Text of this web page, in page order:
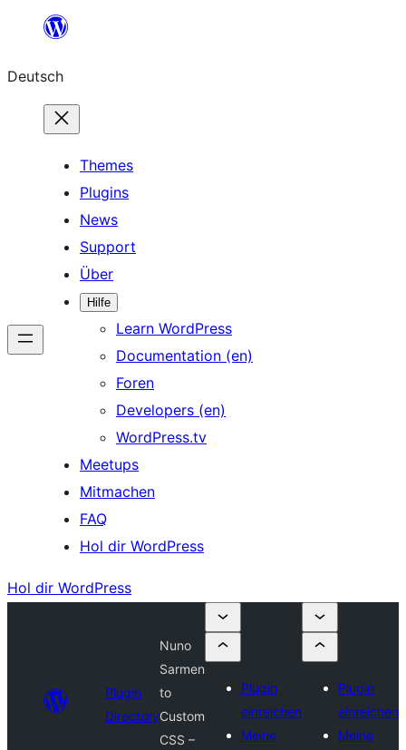
springen
Deutsch
Themes
Plugins
News
Support
Über
Hilfe
Learn WordPress
Documentation (en)
Foren
Developers (en)
WordPress.tv
Meetups
Mitmachen
FAQ
Hol dir WordPress
Hol dir WordPress
Plugin
Directory
Nuno
Sarmen
to
Custom
CSS –
Plugin
einreichen
Meine
Plugin
einreichen
Meine